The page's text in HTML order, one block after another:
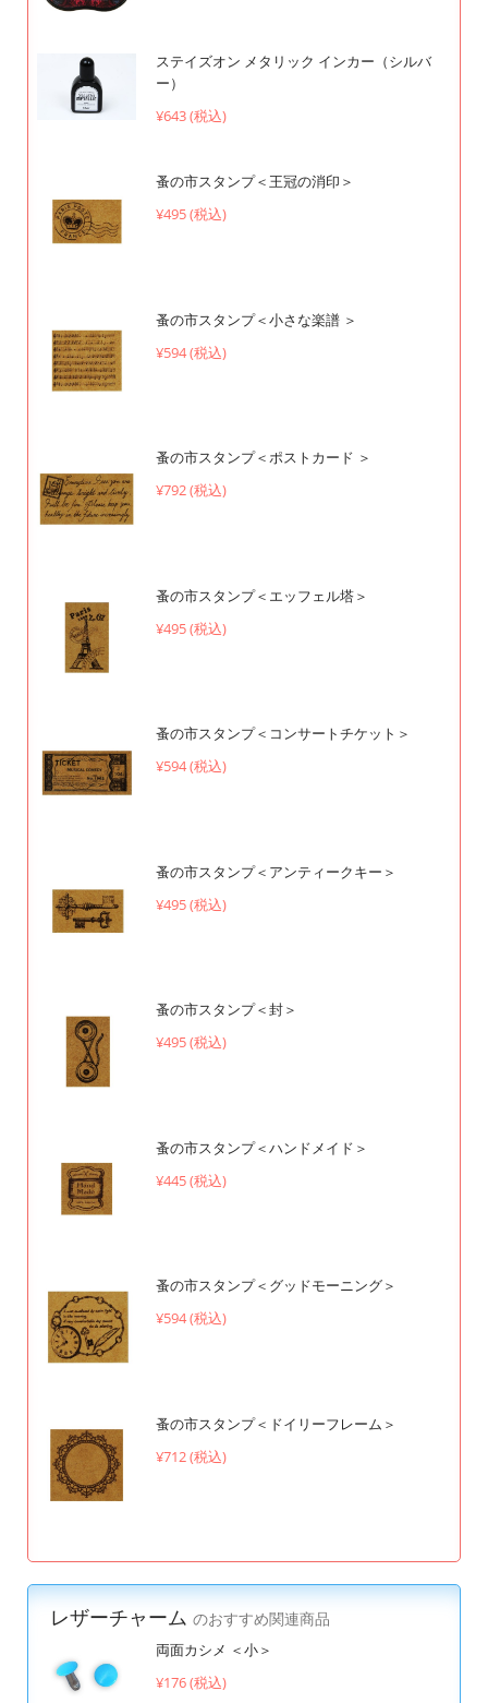
ステイズオン メタリック インカー（シルバ
ー）
¥643 (税込)
蚤の市スタンプ＜王冠の消印＞
¥495 (税込)
蚤の市スタンプ＜小さな楽譜 ＞
¥594 (税込)
蚤の市スタンプ＜ポストカード ＞
¥792 (税込)
蚤の市スタンプ＜エッフェル塔＞
¥495 (税込)
蚤の市スタンプ＜コンサートチケット＞
¥594 (税込)
蚤の市スタンプ＜アンティークキー＞
¥495 (税込)
蚤の市スタンプ＜封＞
¥495 (税込)
蚤の市スタンプ＜ハンドメイド＞
¥445 (税込)
蚤の市スタンプ＜グッドモーニング＞
¥594 (税込)
蚤の市スタンプ＜ドイリーフレーム＞
¥712 (税込)
レザーチャーム のおすすめ関連商品
両面カシメ ＜小＞
¥176 (税込)